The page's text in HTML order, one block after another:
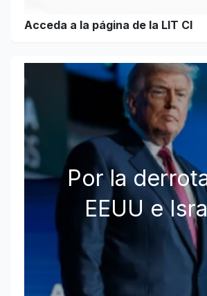
Acceda a la página de la LIT CI
Por la
EEUU e